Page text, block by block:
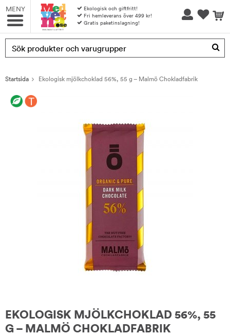
MENY
Ekologisk och giftfritt!
Fri hemleverans över 499 kr!
Gratis paketinslagning!
Produkten har blivit tillagd i varukorgen
Startsida Ekologisk mjölkchoklad 56%, 55 g – Malmö Chokladfabrik
EKOLOGISK MJÖLKCHOKLAD 56%, 55
G – MALMÖ CHOKLADFABRIK